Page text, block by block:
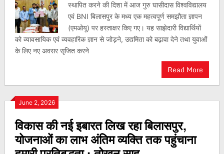
स्थापित करने की दिशा में आज गुरु घासीदास विश्वविद्यालय
एवं BNI बिलासपुर के मध्य एक महत्वपूर्ण समझौता ज्ञापन
(एमओयू) पर हस्ताक्षर किए गए। यह साझेदारी विद्यार्थियों
को व्यावसायिक एवं व्यवहारिक ज्ञान से जोड़ने, उद्यमिता को बढ़ावा देने तथा युवाओं
के लिए नए अवसर सृजित करने
Read More
June 2, 2026
विकास की नई इबारत लिख रहा बिलासपुर,
योजनाओं का लाभ अंतिम व्यक्ति तक पहुंचाना